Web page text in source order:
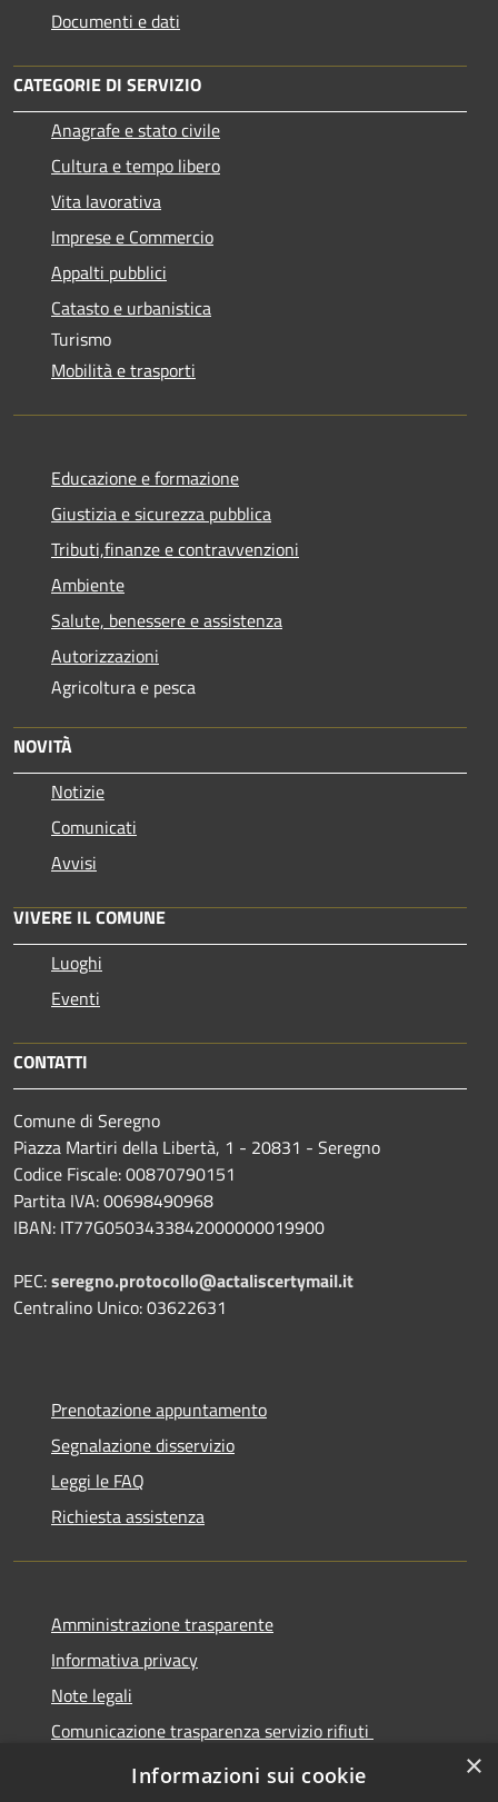
Documenti e dati
CATEGORIE DI SERVIZIO
Anagrafe e stato civile
Cultura e tempo libero
Vita lavorativa
Imprese e Commercio
Appalti pubblici
Catasto e urbanistica
Turismo
Mobilità e trasporti
Educazione e formazione
Giustizia e sicurezza pubblica
Tributi,finanze e contravvenzioni
Ambiente
Salute, benessere e assistenza
Autorizzazioni
Agricoltura e pesca
NOVITÀ
Notizie
Comunicati
Avvisi
VIVERE IL COMUNE
Luoghi
Eventi
CONTATTI
Comune di Seregno
Piazza Martiri della Libertà, 1 - 20831 - Seregno
Codice Fiscale: 00870790151
Partita IVA: 00698490968
IBAN: IT77G0503433842000000019900
PEC:seregno.protocollo@actaliscertymail.it
Centralino Unico: 03622631
Prenotazione appuntamento
Segnalazione disservizio
Leggi le FAQ
Richiesta assistenza
Amministrazione trasparente
Informativa privacy
Note legali
Comunicazione trasparenza servizio rifiuti
Dichiarazione di accessibilità
×
Informazioni sui cookie